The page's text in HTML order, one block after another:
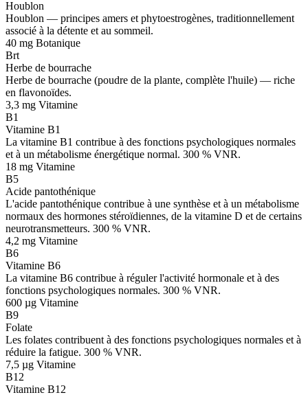
Houblon
Houblon — principes amers et phytoestrogènes, traditionnellement
associé à la détente et au sommeil.
40 mg Botanique
Brt
Herbe de bourrache
Herbe de bourrache (poudre de la plante, complète l'huile) — riche
en flavonoïdes.
3,3 mg Vitamine
B1
Vitamine B1
La vitamine B1 contribue à des fonctions psychologiques normales
et à un métabolisme énergétique normal. 300 % VNR.
18 mg Vitamine
B5
Acide pantothénique
L'acide pantothénique contribue à une synthèse et à un métabolisme
normaux des hormones stéroïdiennes, de la vitamine D et de certains
neurotransmetteurs. 300 % VNR.
4,2 mg Vitamine
B6
Vitamine B6
La vitamine B6 contribue à réguler l'activité hormonale et à des
fonctions psychologiques normales. 300 % VNR.
600 µg Vitamine
B9
Folate
Les folates contribuent à des fonctions psychologiques normales et à
réduire la fatigue. 300 % VNR.
7,5 µg Vitamine
B12
Vitamine B12